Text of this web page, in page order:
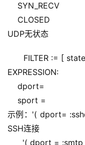
SYN_RECV
CLOSED
UDP无状态
FILTER := [
EXPRESSION:
dport=
sport =
示例：'( dport=
SSH连接
'( dport = :smtp